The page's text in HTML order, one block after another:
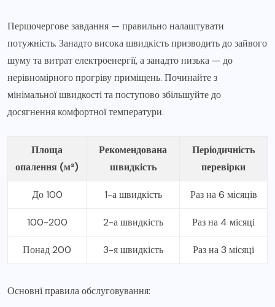
Першочергове завдання — правильно налаштувати
потужність. Занадто висока швидкість призводить до зайвого
шуму та витрат електроенергії, а занадто низька — до
нерівномірного прогріву приміщень. Починайте з
мінімальної швидкості та поступово збільшуйте до
досягнення комфортної температури.
Площа
опалення (м²)
Рекомендована
швидкість
Періодичність
перевірки
До 100 1-а швидкість Раз на 6 місяців
100-200 2-а швидкість Раз на 4 місяці
Понад 200 3-я швидкість Раз на 3 місяці
Основні правила обслуговування: